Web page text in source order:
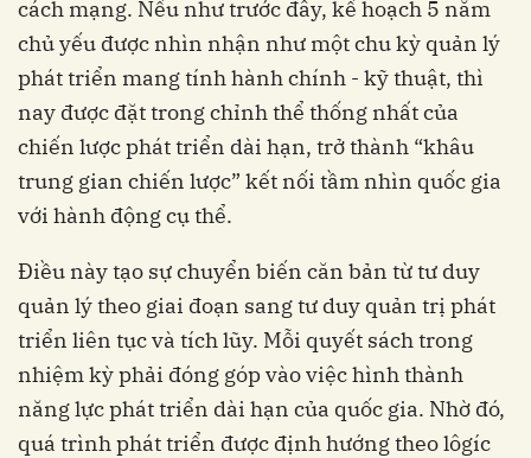
cách mạng. Nếu như trước đây, kế hoạch 5 năm
chủ yếu được nhìn nhận như một chu kỳ quản lý
phát triển mang tính hành chính - kỹ thuật, thì
nay được đặt trong chỉnh thể thống nhất của
chiến lược phát triển dài hạn, trở thành “khâu
trung gian chiến lược” kết nối tầm nhìn quốc gia
với hành động cụ thể.
Điều này tạo sự chuyển biến căn bản từ tư duy
quản lý theo giai đoạn sang tư duy quản trị phát
triển liên tục và tích lũy. Mỗi quyết sách trong
nhiệm kỳ phải đóng góp vào việc hình thành
năng lực phát triển dài hạn của quốc gia. Nhờ đó,
quá trình phát triển được định hướng theo lôgíc